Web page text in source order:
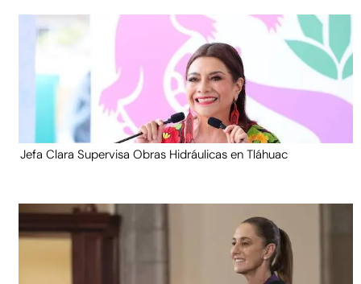
Jefa Clara Supervisa Obras Hidráulicas en Tláhuac